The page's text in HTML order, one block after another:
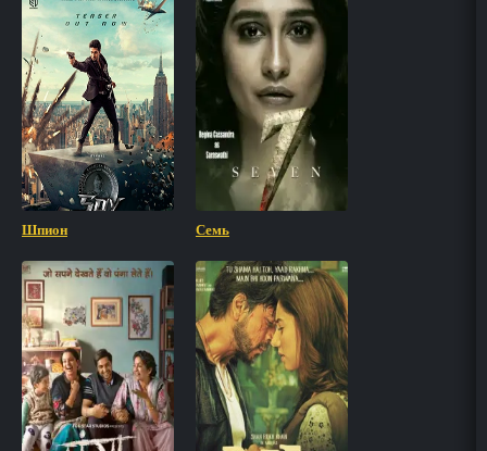
Шпион Семь